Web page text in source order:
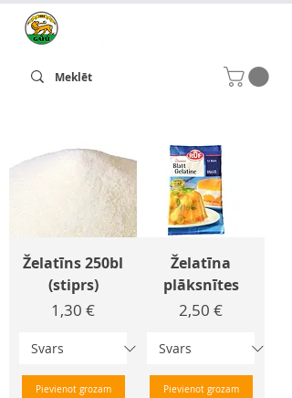
Želatīns 250bl
(stiprs)
Cena
1,30 €
Pievienot grozam
Želatīna
plāksnītes
Cena
2,50 €
Pievienot grozam